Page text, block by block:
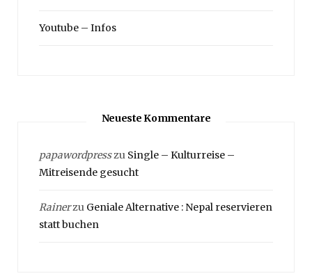
Youtube – Infos
Neueste Kommentare
papawordpresszu Single – Kulturreise –
Mitreisende gesucht
Rainerzu Geniale Alternative : Nepal reservieren
statt buchen